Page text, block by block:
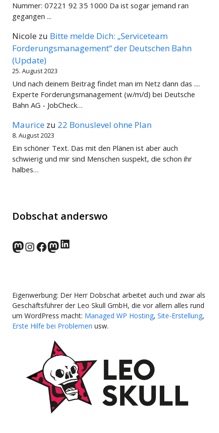
Nummer: 07221 92 35 1000 Da ist sogar jemand ran
gegangen ...
Nicole zu Bitte melde Dich: „Serviceteam
Forderungsmanagement“ der Deutschen Bahn
(Update)
25. August 2023
Und nach deinem Beitrag findet man im Netz dann das ....
Experte Forderungsmanagement (w/m/d) bei Deutsche
Bahn AG - JobCheck…
Maurice zu 22 Bonuslevel ohne Plan
8. August 2023
Ein schöner Text. Das mit den Plänen ist aber auch
schwierig und mir sind Menschen suspekt, die schon ihr
halbes…
Dobschat anderswo
norden.social
Instagram
Facebook
wp-punks.social
LinkedIn
Eigenwerbung: Der Herr Dobschat arbeitet auch und zwar als
Geschäftsführer der Leo Skull GmbH, die vor allem alles rund
um WordPress macht: Managed WP Hosting, Site-Erstellung,
Erste Hilfe bei Problemen usw.